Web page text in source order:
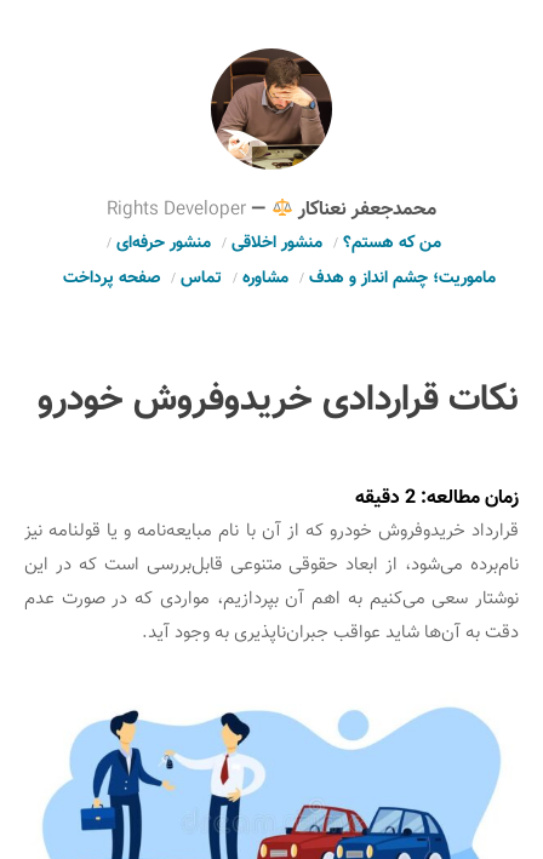
محمدجعفر نعناکار —
Rights Developer
من که هستم؟ منشور اخلاقی
منشور حرفه‌ای
ماموریت؛ چشم انداز و هدف
مشاوره تماس صفحه پرداخت
نکات قراردادی خریدوفروش خودرو
زمان مطالعه: 2 دقیقه
قرارداد خریدوفروش خودرو که از آن با نام مبایعه‌نامه و یا قولنامه نیز
نام‌برده می‌شود، از ابعاد حقوقی متنوعی قابل‌بررسی است که در این
نوشتار سعی می‌کنیم به اهم آن بپردازیم، مواردی که در صورت عدم
دقت به آن‌ها شاید عواقب جبران‌ناپذیری به وجود آید.